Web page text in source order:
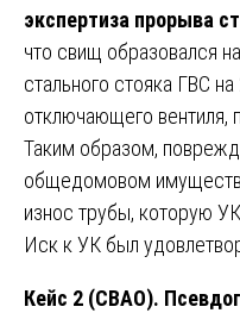
экспертиза прорыва
что свищ образовался
стального стояка ГВС
отключающего вентиля,
Таким образом,
общедомовом
износ трубы, которую
Иск к УК был
Кейс 2 (СВАО).